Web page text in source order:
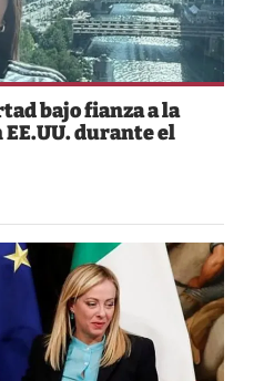
bajo fianza a la
durante el